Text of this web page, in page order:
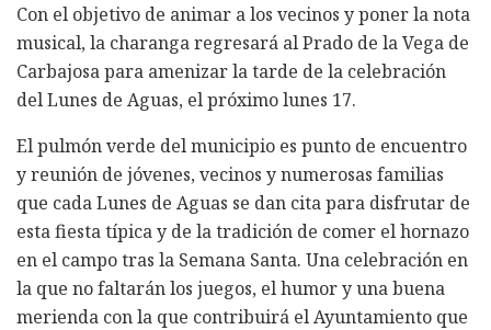
Con el objetivo de animar a los vecinos y poner la nota
musical, la charanga regresará al Prado de la Vega de
Carbajosa para amenizar la tarde de la celebración
del Lunes de Aguas, el próximo lunes 17.
El pulmón verde del municipio es punto de encuentro
y reunión de jóvenes, vecinos y numerosas familias
que cada Lunes de Aguas se dan cita para disfrutar de
esta fiesta típica y de la tradición de comer el hornazo
en el campo tras la Semana Santa. Una celebración en
la que no faltarán los juegos, el humor y una buena
merienda con la que contribuirá el Ayuntamiento que